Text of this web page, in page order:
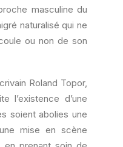
masculine du
naturalisé qui ne
ou non de son
Roland Topor,
l’existence d’une
soient abolies une
mise en scène